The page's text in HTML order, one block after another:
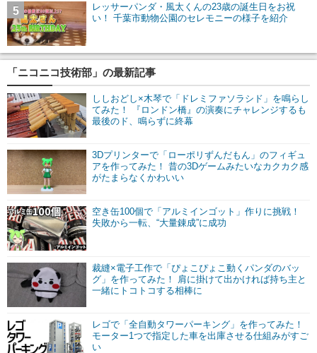
レッサーパンダ・風太くんの23歳の誕生日をお祝
い！ 千葉市動物公園のセレモニーの様子を紹介
5
「ニコニコ技術部」の最新記事
ししおどし×木琴で「ドレミファソラシド」を鳴らし
てみた！ 『ロンドン橋』の演奏にチャレンジするも
最後のド、鳴らずに終幕
3Dプリンターで「ローポリずんだもん」のフィギュ
アを作ってみた！ 昔の3Dゲームみたいなカクカク感
がたまらなくかわいい
空き缶100個で「アルミインゴット」作りに挑戦！
失敗から一転、“大量錬成”に成功
裁縫×電子工作で「ぴょこぴょこ動くパンダのバッ
グ」を作ってみた！ 肩に掛けて出かければ持ち主と
一緒にトコトコする相棒に
レゴで「全自動タワーパーキング」を作ってみた！
モーター1つで指定した車を出庫させる仕組みがすご
い